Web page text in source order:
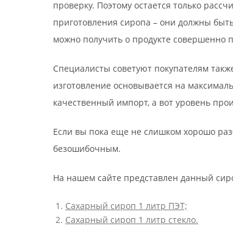
проверку. Поэтому остается только
приготовления сиропа – они должны
можно получить о продукте совершенно
Специалисты советуют покупателям
изготовление основывается на
качественный импорт, а вот уровень
Если вы пока еще не слишком хорошо
безошибочным.
На нашем сайте представлен данный
Сахарный сироп 1 литр ПЭТ;
Сахарный сироп 1 литр стекло.